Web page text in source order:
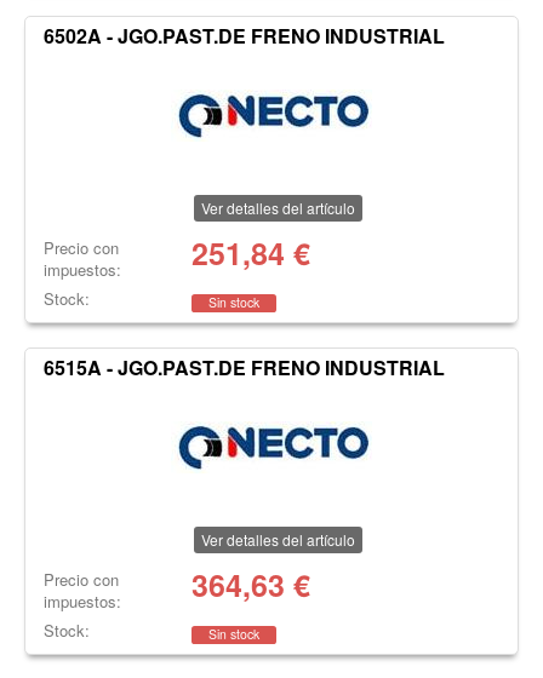
6502A - JGO.PAST.DE FRENO INDUSTRIAL
Ver detalles del artículo
Precio con
impuestos:
251,84 €
Stock: Sin stock
6515A - JGO.PAST.DE FRENO INDUSTRIAL
Ver detalles del artículo
Precio con
impuestos:
364,63 €
Stock: Sin stock